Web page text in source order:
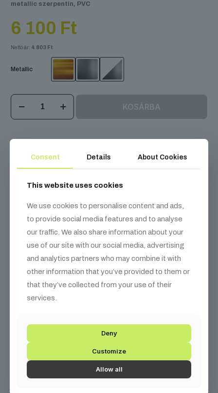
metallic szerpentin, PVC
6 100 Ft
Nettó ár: 4 803 Ft
Metallic
MagicFX
Elektromos
szalag
Metallic
KOSÁRBA
További információk
16-20 m kilövési távolsággal, 180 g lángálló anyaggal.
A metál színű töltet PVC alapú anyagból készül, így biológiailag
nem lebomló!
A MAGIC FX egy vezető, hollandiai székhelyű speciális effekt
márka
, amelyet 1995-ben alapítottak. Fő tevékenysége a
magas minőségű, biztonságos és innovatív berendezések
tervezése és gyártása, például konfetti-, CO₂-, láng- és füstgépek
fesztiválok, klubok és nagyszabású koncertek számára. A márka
környezetbarát gépeket is.
Kapcsolódótermékek
Consent Details About Cookies
This website uses cookies
We use cookies to personalise content and ads,
to provide social media features and to analyse
our traffic. We also share information about your
use of our site with our social media, advertising
and analytics partners who may combine it with
other information that you’ve provided to them or
that they’ve collected from your use of their
services.
Deny
Customize
Allow all